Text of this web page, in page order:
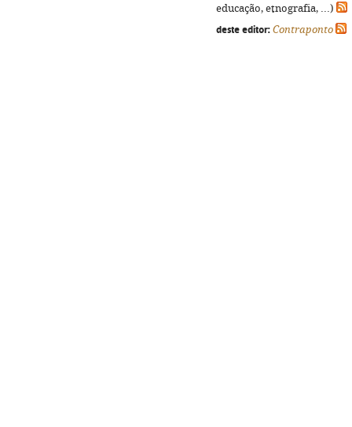
educação, etnografia, ...)
deste editor: Contraponto